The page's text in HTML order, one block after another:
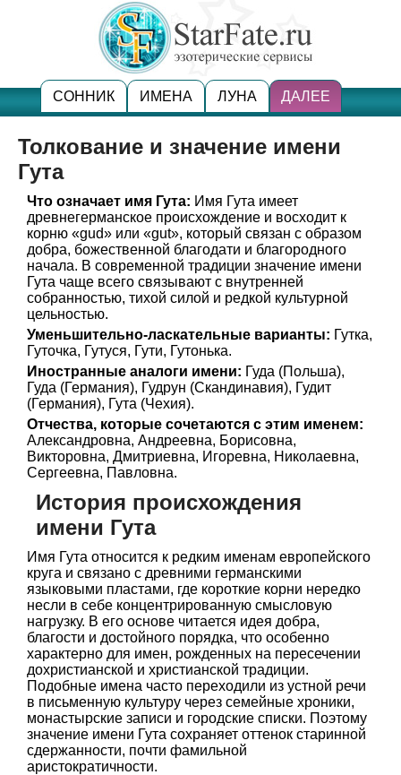
СОННИК ИМЕНА ЛУНА ДАЛЕЕ
Толкование и значение имени
Гута
Что означает имя Гута: Имя Гута имеет
древнегерманское происхождение и восходит к
корню «gud» или «gut», который связан с образом
добра, божественной благодати и благородного
начала. В современной традиции значение имени
Гута чаще всего связывают с внутренней
собранностью, тихой силой и редкой культурной
цельностью.
Уменьшительно-ласкательные варианты: Гутка,
Гуточка, Гутуся, Гути, Гутонька.
Иностранные аналоги имени: Гуда (Польша),
Гуда (Германия), Гудрун (Скандинавия), Гудит
(Германия), Гута (Чехия).
Отчества, которые сочетаются с этим именем:
Александровна, Андреевна, Борисовна,
Викторовна, Дмитриевна, Игоревна, Николаевна,
Сергеевна, Павловна.
История происхождения
имени Гута
Имя Гута относится к редким именам европейского
круга и связано с древними германскими
языковыми пластами, где короткие корни нередко
несли в себе концентрированную смысловую
нагрузку. В его основе читается идея добра,
благости и достойного порядка, что особенно
характерно для имен, рожденных на пересечении
дохристианской и христианской традиции.
Подобные имена часто переходили из устной речи
в письменную культуру через семейные хроники,
монастырские записи и городские списки. Поэтому
значение имени Гута сохраняет оттенок старинной
сдержанности, почти фамильной
аристократичности.